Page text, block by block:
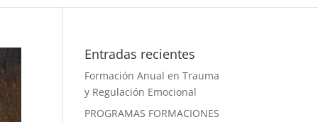
Entradas recientes
Formación Anual en Trauma
y Regulación Emocional
PROGRAMAS FORMACIONES